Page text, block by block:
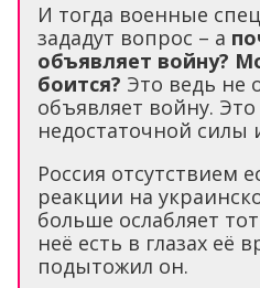
И тогда военные
зададут вопрос – а
объявляет войну?
боится? Это ведь не
объявляет войну.
недостаточной
Россия отсутствием
реакции на
больше ослабляет
неё есть в глазах её
подытожил он.